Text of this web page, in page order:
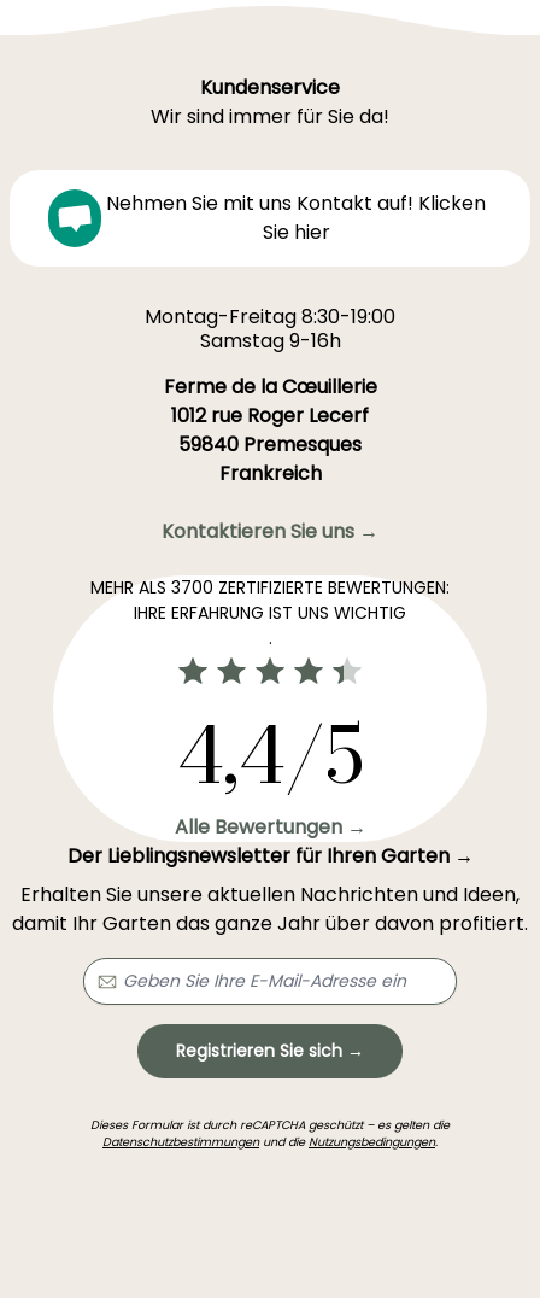
Kundenservice
Wir sind immer für Sie da!
Nehmen Sie mit uns Kontakt auf! Klicken
Sie hier
Montag-Freitag 8:30-19:00
Samstag 9-16h
Ferme de la Cœuillerie
1012 rue Roger Lecerf
59840 Premesques
Frankreich
Kontaktieren Sie uns →
MEHR ALS 3700 ZERTIFIZIERTE BEWERTUNGEN:
IHRE ERFAHRUNG IST UNS WICHTIG
.
4,4/5
Alle Bewertungen →
Der Lieblingsnewsletter für Ihren Garten →
Erhalten Sie unsere aktuellen Nachrichten und Ideen,
damit Ihr Garten das ganze Jahr über davon profitiert.
Registrieren Sie sich →
Dieses Formular ist durch reCAPTCHA geschützt – es gelten die
Datenschutzbestimmungenund dieNutzungsbedingungen.